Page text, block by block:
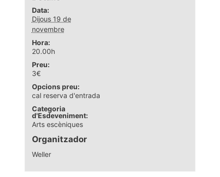
Data:
Dijous 19 de
novembre
Hora:
20.00h
Preu:
3€
Opcions preu:
cal reserva d'entrada
Categoria
d'Esdeveniment:
Arts escèniques
Organitzador
Weller